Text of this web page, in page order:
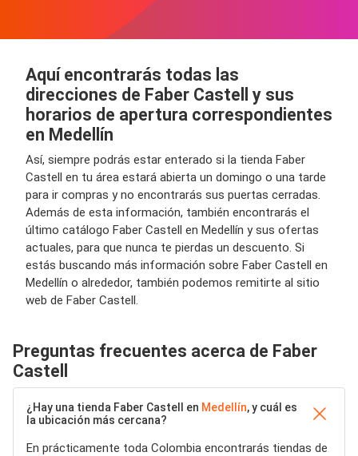
Aquí encontrarás todas las
direcciones de Faber Castell y sus
horarios de apertura correspondientes
en Medellín
Así, siempre podrás estar enterado si la tienda Faber
Castell en tu área estará abierta un domingo o una tarde
para ir compras y no encontrarás sus puertas cerradas.
Además de esta información, también encontrarás el
último catálogo Faber Castell en Medellín y sus ofertas
actuales, para que nunca te pierdas un descuento. Si
estás buscando más información sobre Faber Castell en
Medellín o alrededor, también podemos remitirte al sitio
web de Faber Castell.
Preguntas frecuentes acerca de Faber
Castell
¿Hay una tienda Faber Castell en Medellín, y cuál es
la ubicación más cercana?
En prácticamente toda Colombia encontrarás tiendas de